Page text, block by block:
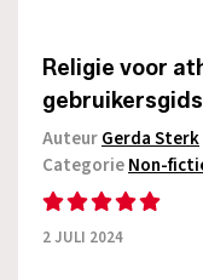
Religie voor
AuteurGerda Sterk
CategorieNon-
2 JULI 2024